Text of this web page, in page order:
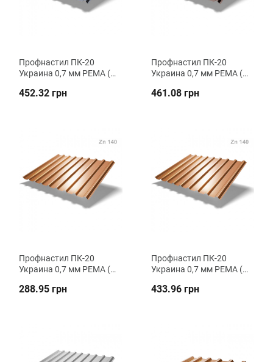
Профнастил ПК-20
Украина 0,7 мм РЕMA (Zn
Металика
452.32 грн
Профнастил ПК-20
Украина 0,7 мм РЕMA (Zn
Металика
461.08 грн
Профнастил ПК-20
Украина 0,7 мм РЕМА (Zn
Металика
288.95 грн
Профнастил ПК-20
Украина 0,7 мм РЕМА (Zn
Металика
433.96 грн